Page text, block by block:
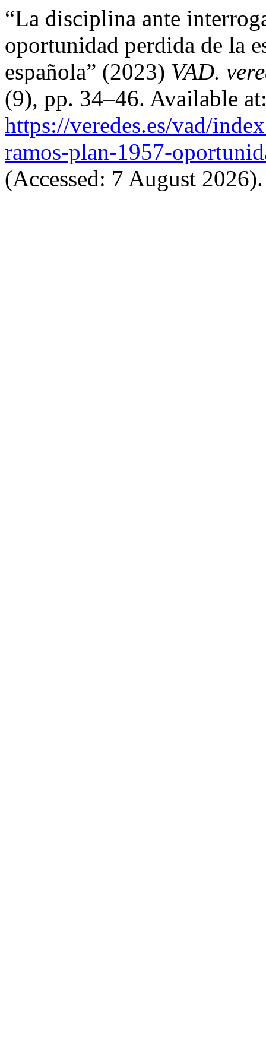
“La disciplina ante
oportunidad perdida de la
española” (2023) VAD.
(9), pp. 34–46. Available
https://veredes.es/vad/
ramos-plan-1957-
(Accessed: 7 August 2026).